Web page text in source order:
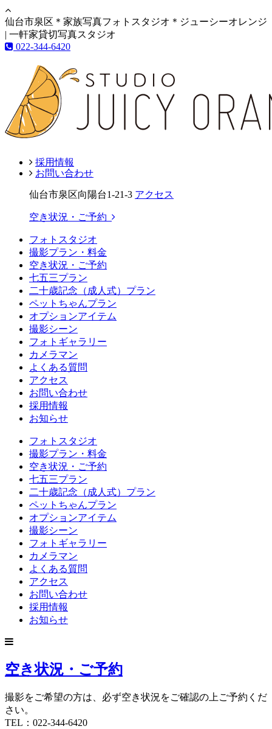
仙台市泉区＊家族写真フォトスタジオ＊ジューシーオレンジ
| 一軒家貸切写真スタジオ
022-344-6420
採用情報
お問い合わせ
仙台市泉区向陽台1-21-3 アクセス
空き状況・ご予約
フォトスタジオ
撮影プラン・料金
空き状況・ご予約
七五三プラン
二十歳記念（成人式）プラン
ペットちゃんプラン
オプションアイテム
撮影シーン
フォトギャラリー
カメラマン
よくある質問
アクセス
お問い合わせ
採用情報
お知らせ
フォトスタジオ
撮影プラン・料金
空き状況・ご予約
七五三プラン
二十歳記念（成人式）プラン
ペットちゃんプラン
オプションアイテム
撮影シーン
フォトギャラリー
カメラマン
よくある質問
アクセス
お問い合わせ
採用情報
お知らせ
空き状況・ご予約
撮影をご希望の方は、必ず空き状況をご確認の上ご予約くだ
さい。
TEL：022-344-6420